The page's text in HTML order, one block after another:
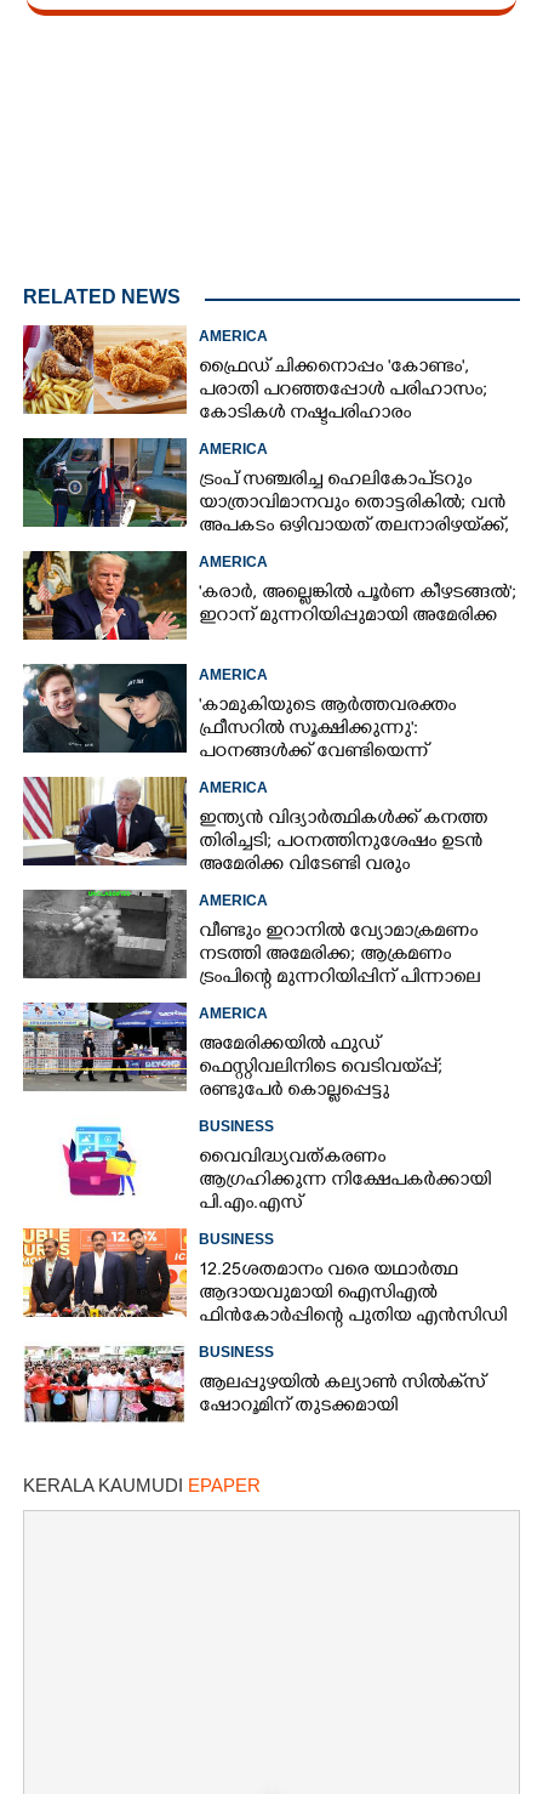
RELATED NEWS
AMERICA
ഫ്രൈഡ് ചിക്കനൊപ്പം 'കോണ്ടം',​
പരാതി പറഞ്ഞപ്പോൾ പരിഹാസം;
കോടികൾ നഷ്ടപരിഹാരം
AMERICA
ട്രംപ് സഞ്ചരിച്ച ഹെലികോപ്‌ടറും
യാത്രാവിമാനവും തൊട്ടരികിൽ; വൻ
അപകടം ഒഴിവായത് തലനാരിഴയ്‌ക്ക്,
AMERICA
'കരാർ, അല്ലെങ്കിൽ പൂർണ കീഴടങ്ങൽ';
ഇറാന് മുന്നറിയിപ്പുമായി അമേരിക്ക
AMERICA
'കാമുകിയുടെ ആർത്തവരക്തം
ഫ്രീസറിൽ സൂക്ഷിക്കുന്നു':
പഠനങ്ങൾക്ക് വേണ്ടിയെന്ന്
ജോൺസന്റെ പോസ്റ്റ്
AMERICA
ഇന്ത്യൻ വിദ്യാർത്ഥികൾക്ക് കനത്ത
തിരിച്ചടി; പഠനത്തിനുശേഷം ഉടൻ
അമേരിക്ക വിടേണ്ടി വരും
AMERICA
വീണ്ടും ഇറാനിൽ വ്യോമാക്രമണം
നടത്തി അമേരിക്ക; ആക്രമണം
ട്രംപിന്റെ മുന്നറിയിപ്പിന് പിന്നാലെ
AMERICA
അമേരിക്കയിൽ ഫുഡ്
ഫെസ്റ്റിവലിനിടെ വെടിവയ്‌പ്പ്;
രണ്ടുപേർ കൊല്ലപ്പെട്ടു
BUSINESS
വൈവിദ്ധ്യവത്കരണം
ആഗ്രഹിക്കുന്ന നിക്ഷേപകർക്കായി
പി.എം.എസ്
BUSINESS
12.25ശതമാനം വരെ യഥാർത്ഥ
ആദായവുമായി ഐസിഎൽ
ഫിൻകോർപ്പിന്റെ പുതിയ എൻസിഡി
BUSINESS
ആലപ്പുഴയിൽ കല്യാൺ സിൽക്‌സ്
ഷോറൂമിന് തുടക്കമായി
KERALA KAUMUDI EPAPER